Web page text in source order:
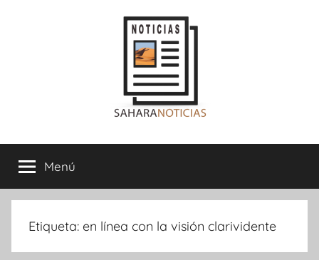
Sahara
Noticias
Menú
Etiqueta: en línea con la visión clarividente